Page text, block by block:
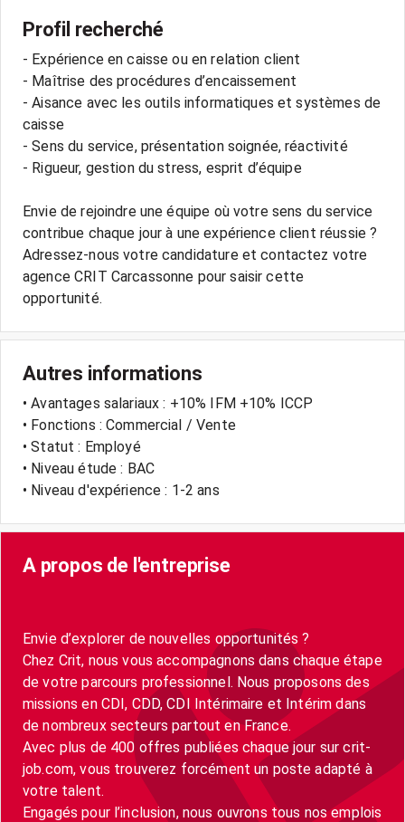
Profil recherché
- Expérience en caisse ou en relation client
- Maîtrise des procédures d’encaissement
- Aisance avec les outils informatiques et systèmes de
caisse
- Sens du service, présentation soignée, réactivité
- Rigueur, gestion du stress, esprit d’équipe
Envie de rejoindre une équipe où votre sens du service
contribue chaque jour à une expérience client réussie ?
Adressez-nous votre candidature et contactez votre
agence CRIT Carcassonne pour saisir cette
opportunité.
Autres informations
• Avantages salariaux : +10% IFM +10% ICCP
• Fonctions : Commercial / Vente
• Statut : Employé
• Niveau étude : BAC
• Niveau d'expérience : 1-2 ans
A propos de l'entreprise
Envie d’explorer de nouvelles opportunités ?
Chez Crit, nous vous accompagnons dans chaque étape
de votre parcours professionnel. Nous proposons des
missions en CDI, CDD, CDI Intérimaire et Intérim dans
de nombreux secteurs partout en France.
Avec plus de 400 offres publiées chaque jour sur crit-
job.com, vous trouverez forcément un poste adapté à
votre talent.
Engagés pour l’inclusion, nous ouvrons tous nos emplois